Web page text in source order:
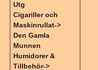
Utg
Cigariller och
Maskinrullat->
Den Gamla
Munnen
Humidorer &
Tillbehör->